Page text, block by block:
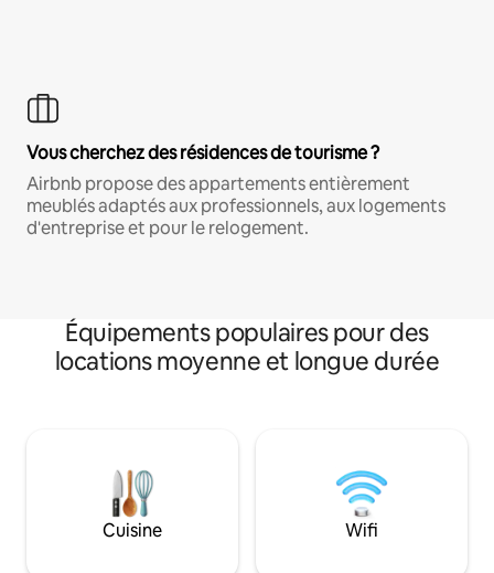
Vous cherchez des résidences de tourisme ?
Airbnb propose des appartements entièrement
meublés adaptés aux professionnels, aux logements
d'entreprise et pour le relogement.
Équipements populaires pour des
locations moyenne et longue durée
Cuisine Wifi